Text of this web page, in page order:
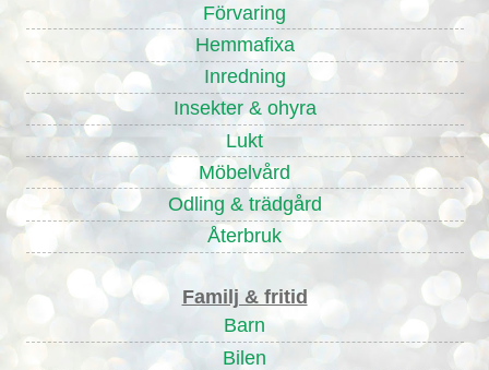
Förvaring
Hemmafixa
Inredning
Insekter & ohyra
Lukt
Möbelvård
Odling & trädgård
Återbruk
Familj & fritid
Barn
Bilen